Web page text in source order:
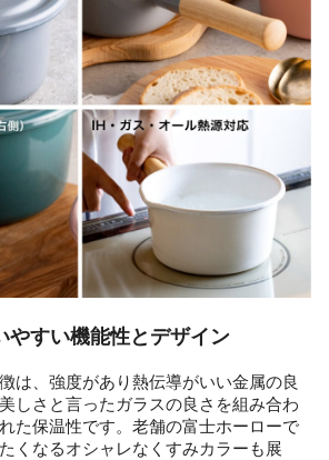
やすい機能性とデザイン
は、強度があり熱伝導がいい金属の良
しさと言ったガラスの良さを組み合わ
た保温性です。老舗の富士ホーローで
くなるオシャレなくすみカラーも展